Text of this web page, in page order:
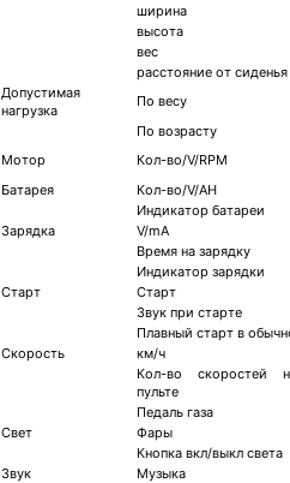
ширина
высота
вес
расстояние от
Допустимая
нагрузка
По весу
По возрасту
Мотор
Кол-во/V/RPM
Батарея
Кол-во/V/AH
Индикатор батареи
Зарядка
V/mA
Время на зарядку
Индикатор зарядки
Старт
Старт
Звук при старте
Плавный старт в
Скорость
км/ч
Кол-во скоростей
пульте
Педаль газа
Свет
Фары
Кнопка вкл/выкл света
Звук
Музыка